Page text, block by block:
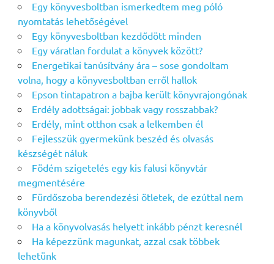
Egy könyvesboltban ismerkedtem meg póló
nyomtatás lehetőségével
Egy könyvesboltban kezdődött minden
Egy váratlan fordulat a könyvek között?
Energetikai tanúsítvány ára – sose gondoltam
volna, hogy a könyvesboltban erről hallok
Epson tintapatron a bajba került könyvrajongónak
Erdély adottságai: jobbak vagy rosszabbak?
Erdély, mint otthon csak a lelkemben él
Fejlesszük gyermekünk beszéd és olvasás
készségét náluk
Födém szigetelés egy kis falusi könyvtár
megmentésére
Fürdőszoba berendezési ötletek, de ezúttal nem
könyvből
Ha a könyvolvasás helyett inkább pénzt keresnél
Ha képezzünk magunkat, azzal csak többek
lehetünk